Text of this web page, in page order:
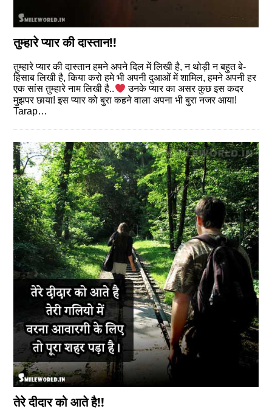
तुम्हारे प्यार की दास्तान!!
तुम्हारे प्यार की दास्तान हमने अपने दिल में लिखी है, न थोड़ी न बहुत बे-
हिसाब लिखी है, किया करो हमे भी अपनी दुआओं में शामिल, हमने अपनी हर
एक सांस तुम्हारे नाम लिखी है..
उनके प्यार का असर कुछ इस कदर
मुझपर छाया! इस प्यार को बुरा कहने वाला अपना भी बुरा नजर आया!
Tarap…
तेरे दीदार को आते है!!